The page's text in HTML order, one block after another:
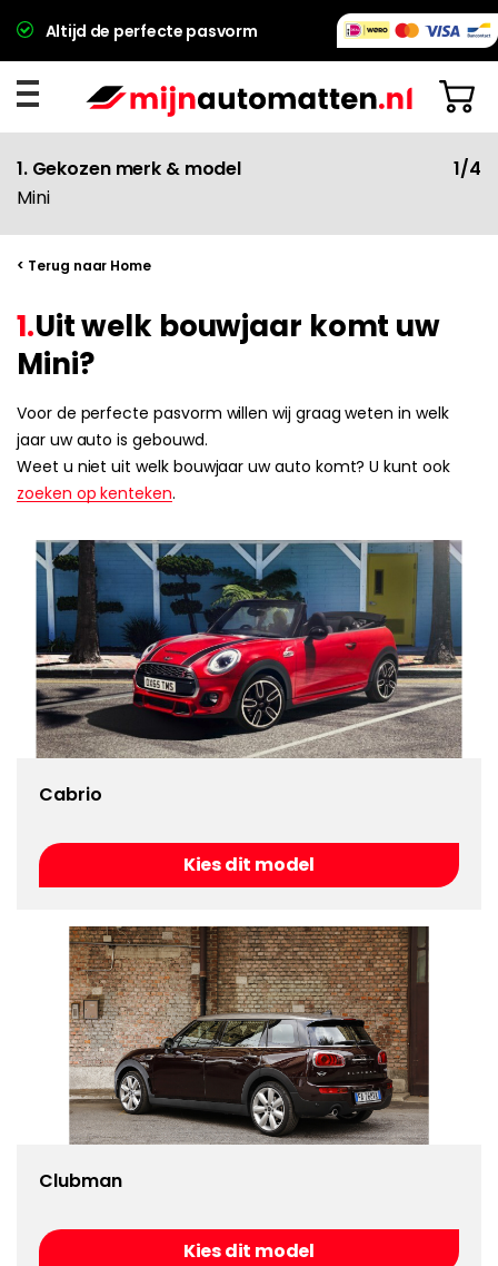
Altijd de perfecte pasvorm
1. Gekozen merk & model
Mini
1/4
< Terug naar Home
1.Uit welk bouwjaar komt uw
Mini?
Voor de perfecte pasvorm willen wij graag weten in welk
jaar uw auto is gebouwd.
Weet u niet uit welk bouwjaar uw auto komt? U kunt ook
zoeken op kenteken.
Cabrio
Kies dit model
Clubman
Kies dit model